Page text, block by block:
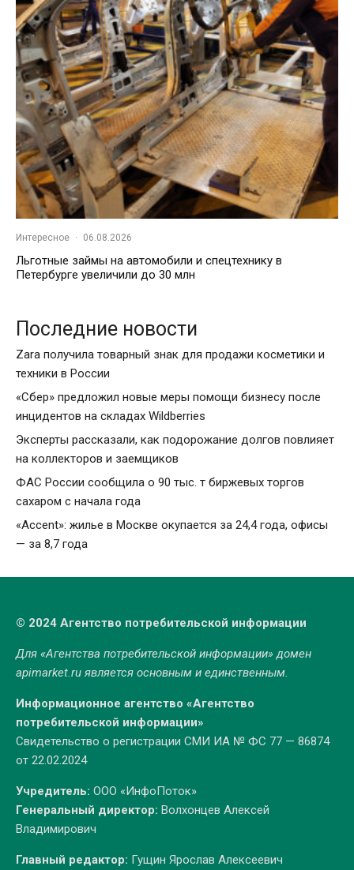
Интересное · 06.08.2026
Льготные займы на автомобили и спецтехнику в
Петербурге увеличили до 30 млн
Последние новости
Zara получила товарный знак для продажи косметики и
техники в России
«Сбер» предложил новые меры помощи бизнесу после
инцидентов на складах Wildberries
Эксперты рассказали, как подорожание долгов повлияет
на коллекторов и заемщиков
ФАС России сообщила о 90 тыс. т биржевых торгов
сахаром с начала года
«Accent»: жилье в Москве окупается за 24,4 года, офисы
— за 8,7 года
© 2024 Агентство потребительской информации
Для «Агентства потребительской информации» домен
apimarket.ruявляется основным и единственным.
Информационное агентство «Агентство
потребительской информации»
Свидетельство о регистрации СМИ ИА № ФС 77 — 86874
от 22.02.2024
Учредитель: ООО «ИнфоПоток»
Генеральный директор: Волхонцев Алексей
Владимирович
Главный редактор: Гущин Ярослав Алексеевич